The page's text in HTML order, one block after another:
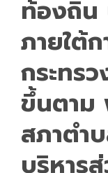
ท้องถิ่น
ภายใต้
กระทร
ขึ้นตาม
สภาตำ
บริหาร